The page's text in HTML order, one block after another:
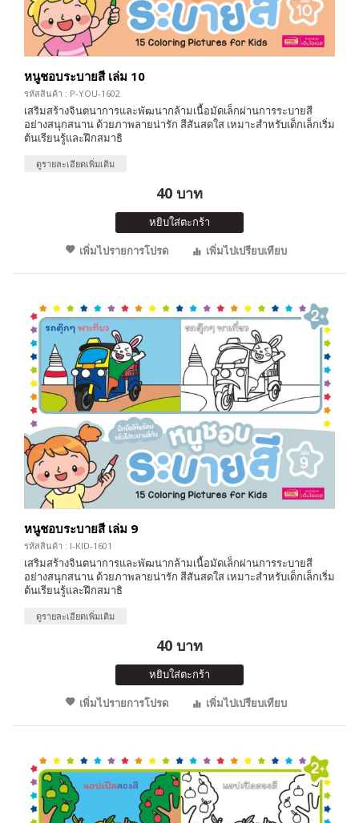
หนูชอบระบายสี เล่ม 10
รหัสสินค้า : P-YOU-1602
เสริมสร้างจินตนาการและพัฒนากล้ามเนื้อมัดเล็กผ่านการระบายสี
อย่างสนุกสนาน ด้วยภาพลายน่ารัก สีสันสดใส เหมาะสำหรับเด็กเล็กเริ่ม
ต้นเรียนรู้และฝึกสมาธิ
ดูรายละเอียดเพิ่มเติม
40 บาท
หยิบใส่ตะกร้า
เพิ่มไปรายการโปรด
เพิ่มไปเปรียบเทียบ
หนูชอบระบายสี เล่ม 9
รหัสสินค้า : I-KID-1601
เสริมสร้างจินตนาการและพัฒนากล้ามเนื้อมัดเล็กผ่านการระบายสี
อย่างสนุกสนาน ด้วยภาพลายน่ารัก สีสันสดใส เหมาะสำหรับเด็กเล็กเริ่ม
ต้นเรียนรู้และฝึกสมาธิ
ดูรายละเอียดเพิ่มเติม
40 บาท
หยิบใส่ตะกร้า
เพิ่มไปรายการโปรด
เพิ่มไปเปรียบเทียบ